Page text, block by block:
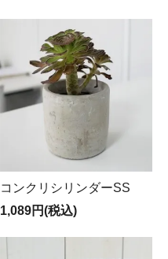
コンクリシリンダーSS
1,089円(税込)